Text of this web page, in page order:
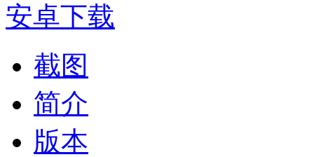
安卓下载
截图
简介
版本